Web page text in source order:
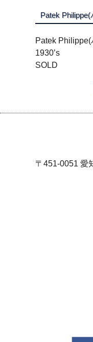
Patek Philippe(
Patek
1930’s
SOLD
〒451-0051 愛